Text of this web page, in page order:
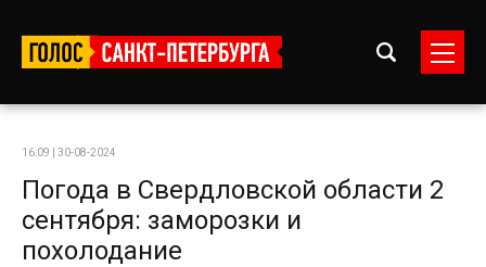
16:09 | 30-08-2024
Погода в Свердловской области 2
сентября: заморозки и
похолодание